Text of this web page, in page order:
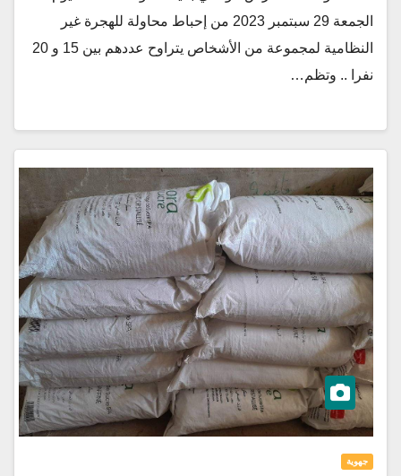
الجمعة 29 سبتمبر 2023 من إحباط محاولة للهجرة غير
النظامية لمجموعة من الأشخاص يتراوح عددهم بين 15 و 20
نفرا .. وتظم…
جهوية